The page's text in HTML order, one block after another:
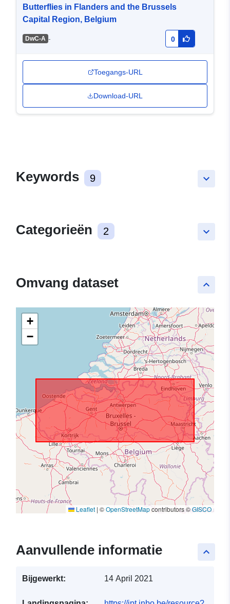
Butterflies in Flanders and the Brussels
Capital Region, Belgium
DwC-A - 0
Toegangs-URL
Download-URL
keyboard_arrow_down
Keywords 9
keyboard_arrow_down
Categorieën 2
keyboard_arrow_up
Omvang dataset
+
−
Leaflet | ©OpenStreetMapcontributors ©GISCO
keyboard_arrow_up
Aanvullende informatie
Bijgewerkt: 14 April 2021